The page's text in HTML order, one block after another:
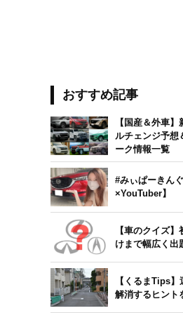
おすすめ記事
【国産＆外車
ルチェンジ予想
ーク情報一覧
#みぃぱーきん
×YouTuber】
【車のクイズ
けまで幅広く出
【くるまTips
解消するヒント